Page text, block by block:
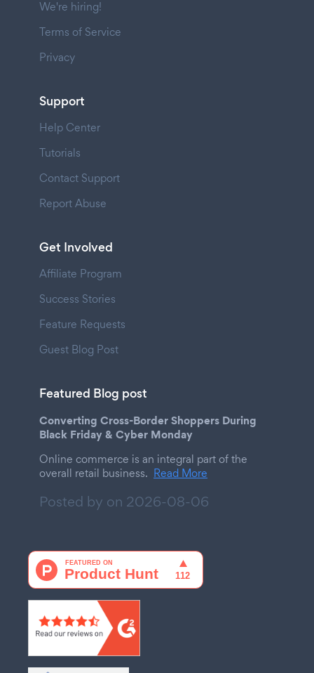
We're hiring!
Terms of Service
Privacy
Support
Help Center
Tutorials
Contact Support
Report Abuse
Get Involved
Affiliate Program
Success Stories
Feature Requests
Guest Blog Post
Featured Blog post
Converting Cross-Border Shoppers During
Black Friday & Cyber Monday
Online commerce is an integral part of the
overall retail business. Read More
Posted by on 2026-08-06